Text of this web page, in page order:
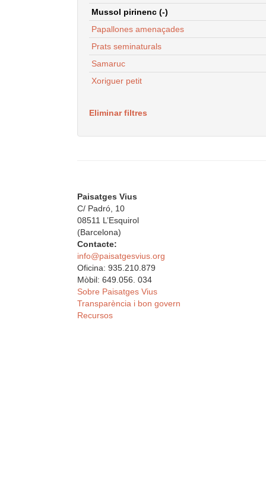
Mussol pirinenc (-)
Papallones amenaçades
Prats seminaturals
Samaruc
Xoriguer petit
Eliminar filtres
Paisatges Vius
C/ Padró, 10
08511 L’Esquirol
(Barcelona)
Contacte:
info@paisatgesvius.org
Oficina: 935.210.879
Mòbil: 649.056. 034
Sobre Paisatges Vius
Transparència i bon govern
Recursos